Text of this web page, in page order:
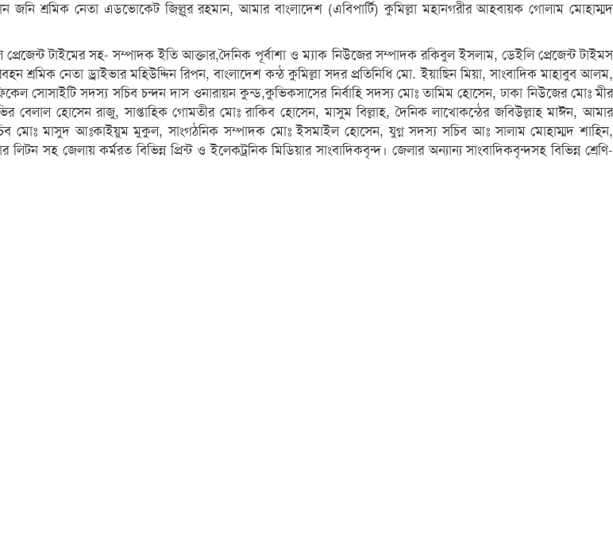
শ্রমিক নেতা এডভোকেট জিল্লুর রহমান, আমার বাংলাদেশ (এবিপার্টি) কুমিল্লা মহানগরীর আহবায়ক গোলাম মোহাম্মদ
টাইমের সহ- সম্পাদক ইতি আক্তার,দৈনিক পূর্বাশা ও ম্যাক নিউজের সম্পাদক রকিবুল ইসলাম, ডেইলি প্রেজেন্ট টাইমস
শ্রমিক নেতা ড্রাইভার মহিউদ্দিন রিপন, বাংলাদেশ কন্ঠ কুমিল্লা সদর প্রতিনিধি মো. ইয়াছিন মিয়া, সাংবাদিক মাহাবুব আলম,
সোসাইটি সদস্য সচিব চন্দন দাস ওনারায়ন কুন্ড,কুভিকসাসের নির্বাহি সদস্য মোঃ তামিম হোসেন, ঢাকা নিউজের মোঃ মীর
হোসেন রাজু, সাপ্তাহিক গোমতীর মোঃ রাকিব হোসেন, মাসুম বিল্লাহ, দৈনিক লাখোকন্ঠের জবিউল্লাহ মাঈন, আমার
মোঃ মাসুদ আঃকাইয়ুম মুকুল, সাংগঠনিক সম্পাদক মোঃ ইসমাইল হোসেন, যুগ্ন সদস্য সচিব আঃ সালাম মোহাম্মদ শাহিন,
জেলায় কর্মরত বিভিন্ন প্রিন্ট ও ইলেকট্রনিক মিডিয়ার সাংবাদিকবৃন্দ। জেলার অন্যান্য সাংবাদিকবৃন্দসহ বিভিন্ন শ্রেণি-